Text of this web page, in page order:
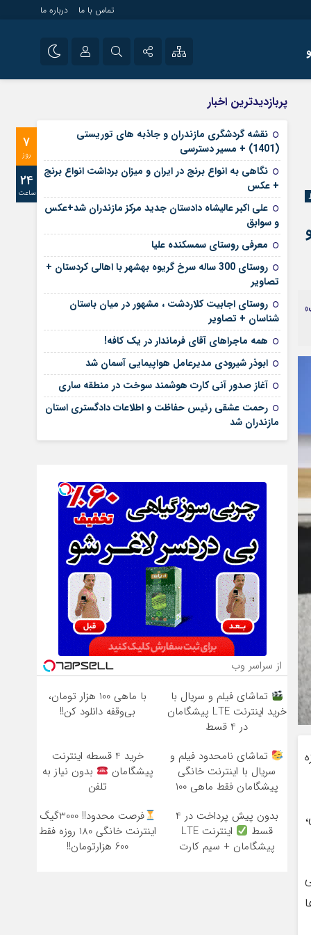
تماس با ما درباره ما
آپارات
رمز عبور
مرا به خاطر بسپار
راه اندازی سایت و
سایت های خبری و
پربازدیدترین اخبار
7
روز
24
ساعت
نقشه گردشگری مازندران و جاذبه های توریستی
(1401) + مسیر دسترسی
نگاهی به انواع برنج در ایران و میزان برداشت انواع برنج
+ عکس
علی‌ اکبر عالیشاه دادستان جدید مرکز مازندران شد+عکس
و سوابق
معرفی روستای سمسکنده علیا
روستای 300 ساله سرخ ‌گریوه بهشهر با اهالی کردستان +
تصاویر
روستای اجابیت کلاردشت ، مشهور در میان باستان
شناسان + تصاویر
همه ماجراهای آقای فرماندار در یک کافه!
ابوذر شیرودی مدیرعامل هواپیمایی آسمان شد
آغاز صدور آنی کارت هوشمند سوخت در منطقه ساری
رحمت عشقی رئیس حفاظت و اطلاعات دادگستری استان
مازندران شد
از سراسر وب
تماشای فیلم و سریال با
خرید اینترنت LTE پیشگامان
در 4 قسط
با ماهی 100 هزار تومان،
بی‌وقفه دانلود کن!!
تماشای نامحدود فیلم و
سریال با اینترنت خانگی
پیشگامان فقط ماهی 100
خرید 4 قسطه اینترنت
پیشگامان
بدون نیاز به
تلفن
بدون پیش پرداخت در 4
قسط
اینترنت LTE
پیشگامان + سیم کارت
فرصت محدود!! 3000گیگ
اینترنت خانگی 180 روزه فقط
600 هزارتومان!!